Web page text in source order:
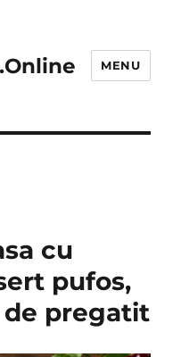
MENU
cu
pufos,
de pregatit